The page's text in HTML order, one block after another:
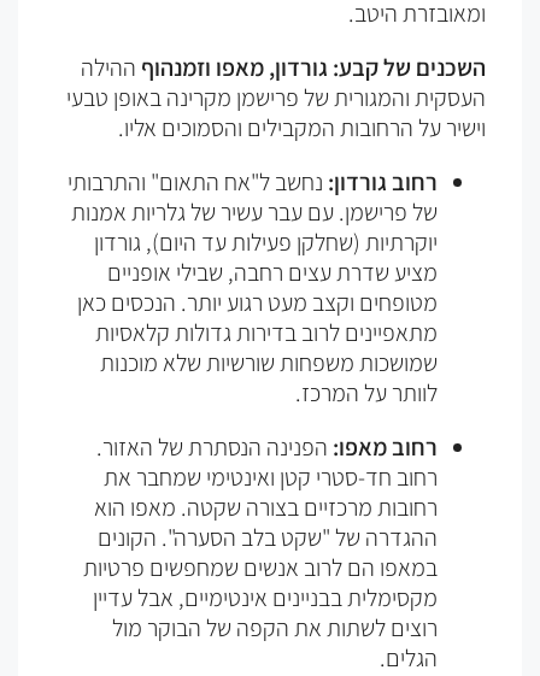
ומאובזרת היטב.
השכנים של קבע: גורדון, מאפו וזמנהוף ההילה
העסקית והמגורית של פרישמן מקרינה באופן טבעי
וישיר על הרחובות המקבילים והסמוכים אליו.
רחוב גורדון: נחשב ל"אח התאום" והתרבותי
של פרישמן. עם עבר עשיר של גלריות אמנות
יוקרתיות (שחלקן פעילות עד היום), גורדון
מציע שדרת עצים רחבה, שבילי אופניים
מטופחים וקצב מעט רגוע יותר. הנכסים כאן
מתאפיינים לרוב בדירות גדולות קלאסיות
שמושכות משפחות שורשיות שלא מוכנות
לוותר על המרכז.
רחוב מאפו: הפנינה הנסתרת של האזור.
רחוב חד-סטרי קטן ואינטימי שמחבר את
רחובות מרכזיים בצורה שקטה. מאפו הוא
ההגדרה של "שקט בלב הסערה". הקונים
במאפו הם לרוב אנשים שמחפשים פרטיות
מקסימלית בבניינים אינטימיים, אבל עדיין
רוצים לשתות את הקפה של הבוקר מול
הגלים.